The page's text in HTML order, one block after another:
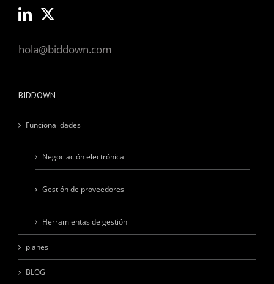
hola@biddown.com
BIDDOWN
Funcionalidades
Negociación electrónica
Gestión de proveedores
Herramientas de gestión
planes
BLOG